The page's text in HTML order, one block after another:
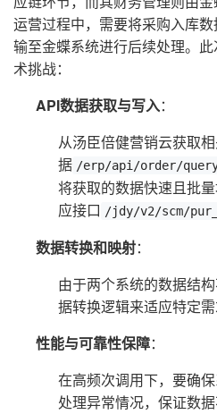
运营过程中，需要将采购入库
输至金蝶系统进行后续处理。
术挑战：
API数据获取与写入：
从汤臣倍健营销云获取
据 /erp/api/order/
将获取的数据快速且批
应接口 /jdy/v2/scm/
数据转换和映射：
由于两个系统的数据结
据转换逻辑来适应特定需
性能与可靠性保障：
在高频次调用下，要确
处理异常情况，保证数据